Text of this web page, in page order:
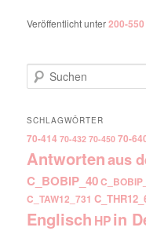
Veröffentlicht unter200-550
Suchen
SCHLAGWÖRTER
70-414 70-432 70-450 70-
Antwortenaus
C_BOBIP_40
C_TAW12_731
Englisch HPin